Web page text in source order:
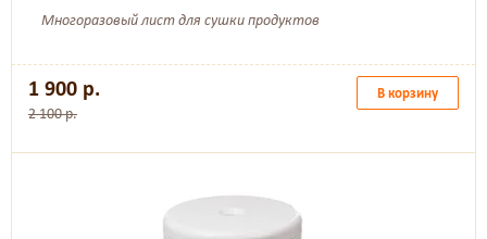
Многоразовый лист для сушки продуктов
1 900 р.
2 100 р.
В корзину